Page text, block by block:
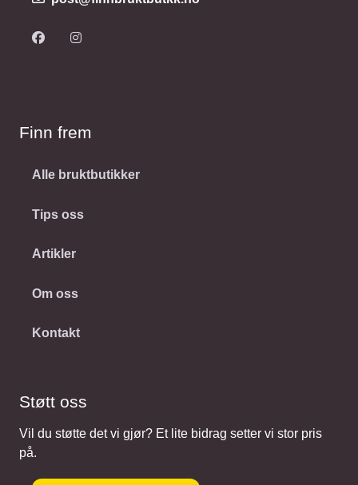
Finn frem
Alle bruktbutikker
Tips oss
Artikler
Om oss
Kontakt
Støtt oss
Vil du støtte det vi gjør? Et lite bidrag setter vi stor pris
på.